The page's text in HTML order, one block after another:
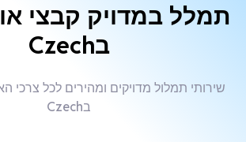
תמלל במדויק קבצי
בCzech
שירותי תמלול מדויקים ומהירים לכל צרכי
בCzech